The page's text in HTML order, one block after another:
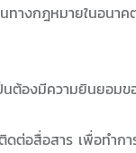
ทางกฎหมายในอนา
นต้องมีความยินยอม
ดต่อสื่อสาร เพื่อทำก